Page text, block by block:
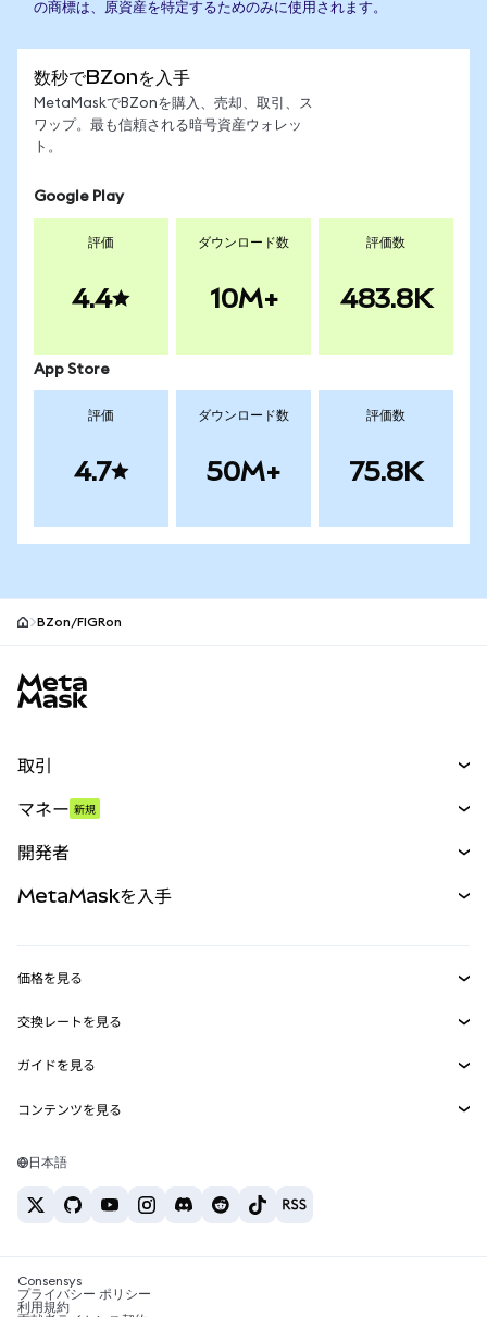
の商標は、原資産を特定するためのみに使用されます。
数秒でBZonを入手
MetaMaskでBZonを購入、売却、取引、ス
ワップ。最も信頼される暗号資産ウォレッ
ト。
Google Play
評価
4.4
ダウンロード数
10M+
評価数
483.8K
App Store
評価
4.7
ダウンロード数
50M+
評価数
75.8K
BZon/FIGRon
取引
パーペチュアル
RWA
マネー 新規
開発者
MetaMask Connect
Snaps
Web3サービス
MetaMaskを入手
セキュリティ
サポート
キャリア
お問い合わせ
価格を見る
イーサリアムの価格
Solanaの価格
Tetherの価格
交換レートを見る
ETH→USD
USDT→INR
BTC→INR
ETH→USDT
ガイドを見る
ETHの購入
USDTの購入
SHIBの購入
BNBの購入
コンテンツを見る
Solanaウォレット
税制関連ニュース
日本語
Consensys
プライバシー ポリシー
利用規約